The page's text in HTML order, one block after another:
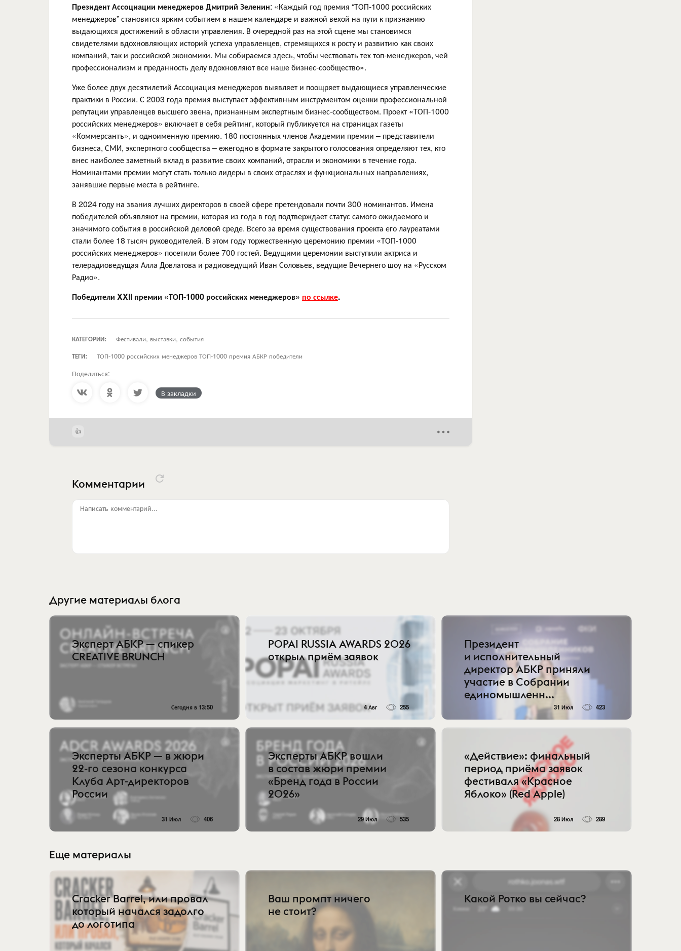
Президент Ассоциации менеджеров Дмитрий Зеленин: «Каждый год премия “ТОП-1000 российских
менеджеров” становится ярким событием в нашем календаре и важной вехой на пути к признанию
выдающихся достижений в области управления. В очередной раз на этой сцене мы становимся
свидетелями вдохновляющих историй успеха управленцев, стремящихся к росту и развитию как своих
компаний, так и российской экономики. Мы собираемся здесь, чтобы чествовать тех топ-менеджеров, чей
профессионализм и преданность делу вдохновляют все наше бизнес-сообщество».
Уже более двух десятилетий Ассоциация менеджеров выявляет и поощряет выдающиеся управленческие
практики в России. С 2003 года премия выступает эффективным инструментом оценки профессиональной
репутации управленцев высшего звена, признанным экспертным бизнес-сообществом. Проект «ТОП-1000
российских менеджеров» включает в себя рейтинг, который публикуется на страницах газеты
«Коммерсантъ», и одноименную премию. 180 постоянных членов Академии премии – представители
бизнеса, СМИ, экспертного сообщества – ежегодно в формате закрытого голосования определяют тех, кто
внес наиболее заметный вклад в развитие своих компаний, отрасли и экономики в течение года.
Номинантами премии могут стать только лидеры в своих отраслях и функциональных направлениях,
занявшие первые места в рейтинге.
В 2024 году на звания лучших директоров в своей сфере претендовали почти 300 номинантов. Имена
победителей объявляют на премии, которая из года в год подтверждает статус самого ожидаемого и
значимого события в российской деловой среде. Всего за время существования проекта его лауреатами
стали более 18 тысяч руководителей. В этом году торжественную церемонию премии «ТОП-1000
российских менеджеров» посетили более 700 гостей. Ведущими церемонии выступили актриса и
телерадиоведущая Алла Довлатова и радиоведущий Иван Соловьев, ведущие Вечернего шоу на «Русском
Радио».
Победители XXII премии «ТОП-1000 российских менеджеров» по ссылке.
КАТЕГОРИИ:
Фестивали, выставки, события
ТЕГИ:
ТОП-1000 российских менеджеров ТОП-1000 премия АБКР победители
Поделиться:
В закладки
Комментарии
Написать комментарий...
Другие материалы блога
Эксперт АБКР — спикер
CREATIVE BRUNCH
Сегодня в 13:50
POPAI RUSSIA AWARDS 2026
открыл приём заявок
4 Авг 255
Президент
и исполнительный
директор АБКР приняли
участие в Собрании
единомышленн...
31 Июл 423
Эксперты АБКР — в жюри
22-го сезона конкурса
Клуба Арт-директоров
России
31 Июл 406
Эксперты АБКР вошли
в состав жюри премии
«Бренд года в России
2026»
29 Июл 535
«Действие»: финальный
период приёма заявок
фестиваля «Красное
Яблоко» (Red Apple)
28 Июл 289
Еще материалы
Cracker Barrel, или провал
который начался задолго
до логотипа
Ваш промпт ничего
не стоит?
Какой Ротко вы сейчас?